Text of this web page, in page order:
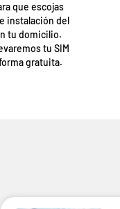
que escojas
instalación del
tu domicilio.
tu SIM
gratuita.